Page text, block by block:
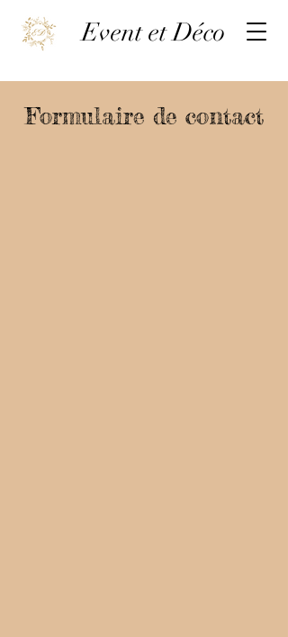
Event et Déco
Formulaire de contact